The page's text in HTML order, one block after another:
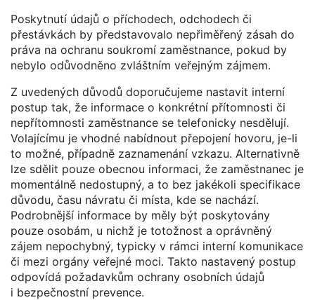
Poskytnutí údajů o příchodech, odchodech či
přestávkách by představovalo nepřiměřený zásah do
práva na ochranu soukromí zaměstnance, pokud by
nebylo odůvodněno zvláštním veřejným zájmem.
Z uvedených důvodů doporučujeme nastavit interní
postup tak, že informace o konkrétní přítomnosti či
nepřítomnosti zaměstnance se telefonicky nesdělují.
Volajícímu je vhodné nabídnout přepojení hovoru, je-li
to možné, případně zaznamenání vzkazu. Alternativně
lze sdělit pouze obecnou informaci, že zaměstnanec je
momentálně nedostupný, a to bez jakékoli specifikace
důvodu, času návratu či místa, kde se nachází.
Podrobnější informace by měly být poskytovány
pouze osobám, u nichž je totožnost a oprávněný
zájem nepochybný, typicky v rámci interní komunikace
či mezi orgány veřejné moci. Takto nastavený postup
odpovídá požadavkům ochrany osobních údajů
i bezpečnostní prevence.